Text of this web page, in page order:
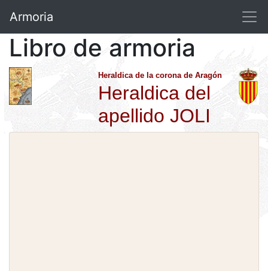
Armoria
Libro de armoria
Heraldica de la corona de Aragón
Heraldica del
apellido JOLI